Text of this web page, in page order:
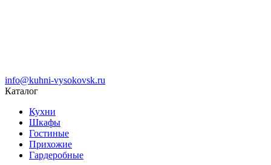
info@kuhni-vysokovsk.ru
Каталог
Кухни
Шкафы
Гостиные
Прихожие
Гардеробные